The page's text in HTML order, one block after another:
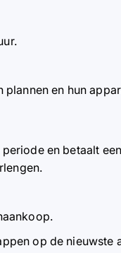
en hun
en betaalt
op de nieuwste